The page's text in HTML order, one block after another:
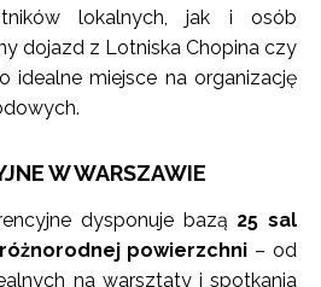
lokalnych, jak i osób
dojazd z Lotniska Chopina czy
idealne miejsce na organizację
W WARSZAWIE
dysponuje bazą 25 sal
powierzchni – od
na warsztaty i spotkania